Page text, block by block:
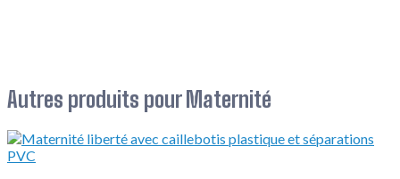
Autres produits pour Maternité